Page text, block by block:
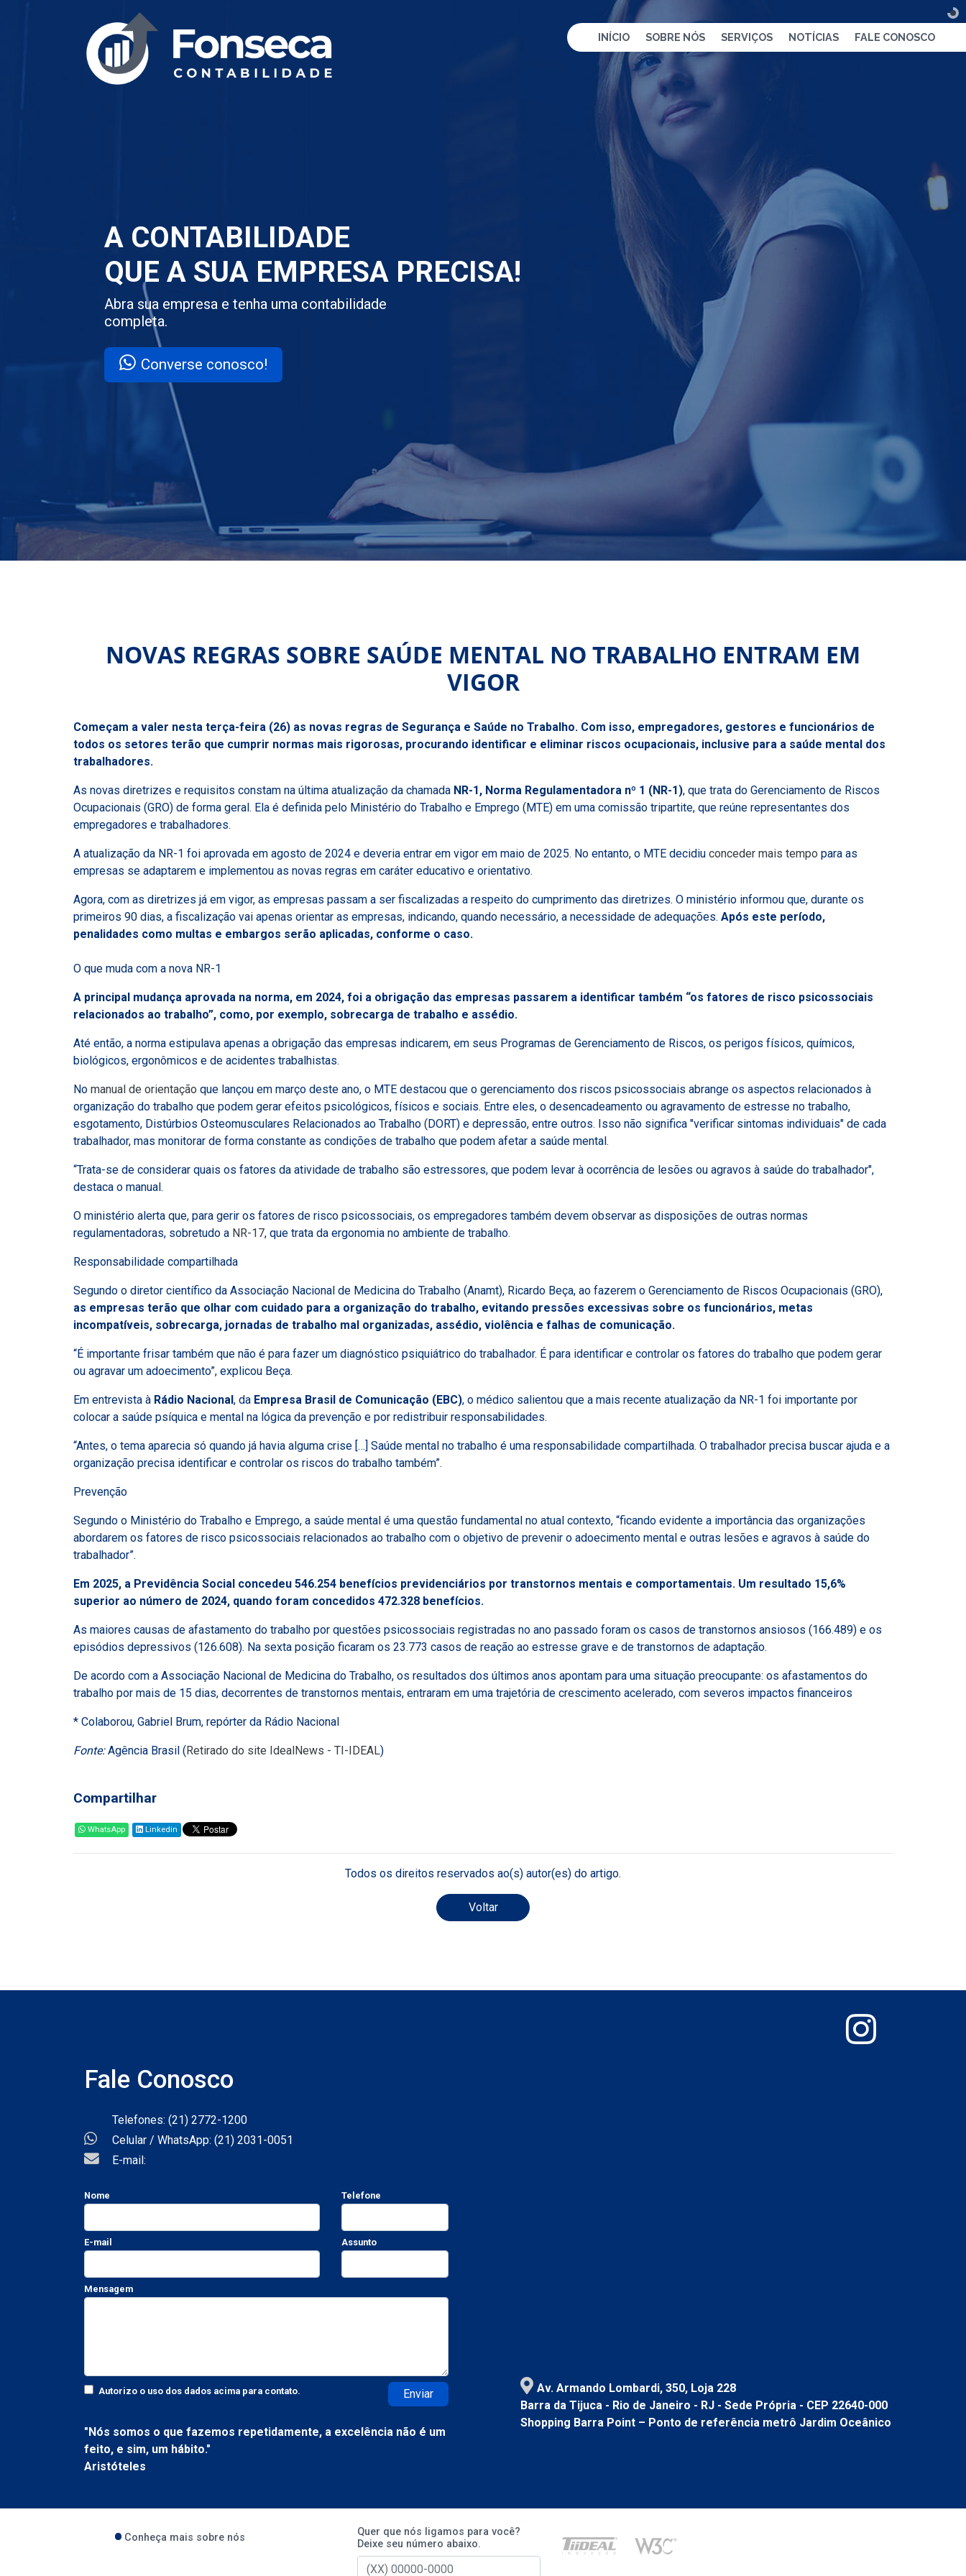
INÍCIO SOBRE NÓS SERVIÇOS NOTÍCIAS FALE CONOSCO
A CONTABILIDADE
QUE A SUA EMPRESA PRECISA!
Abra sua empresa e tenha uma contabilidade
completa.
Converse conosco!
NOVAS REGRAS SOBRE SAÚDE MENTAL NO TRABALHO ENTRAM EM
VIGOR
Começam a valer nesta terça-feira (26) as novas regras de Segurança e Saúde no Trabalho. Com isso, empregadores, gestores e funcionários de
todos os setores terão que cumprir normas mais rigorosas, procurando identificar e eliminar riscos ocupacionais, inclusive para a saúde mental dos
trabalhadores.
As novas diretrizes e requisitos constam na última atualização da chamada NR-1, Norma Regulamentadora nº 1 (NR-1), que trata do Gerenciamento de Riscos
Ocupacionais (GRO) de forma geral. Ela é definida pelo Ministério do Trabalho e Emprego (MTE) em uma comissão tripartite, que reúne representantes dos
empregadores e trabalhadores.
A atualização da NR-1 foi aprovada em agosto de 2024 e deveria entrar em vigor em maio de 2025. No entanto, o MTE decidiu conceder mais tempo para as
empresas se adaptarem e implementou as novas regras em caráter educativo e orientativo.
Agora, com as diretrizes já em vigor, as empresas passam a ser fiscalizadas a respeito do cumprimento das diretrizes. O ministério informou que, durante os
primeiros 90 dias, a fiscalização vai apenas orientar as empresas, indicando, quando necessário, a necessidade de adequações. Após este período,
penalidades como multas e embargos serão aplicadas, conforme o caso.
O que muda com a nova NR-1
A principal mudança aprovada na norma, em 2024, foi a obrigação das empresas passarem a identificar também “os fatores de risco psicossociais
relacionados ao trabalho”, como, por exemplo, sobrecarga de trabalho e assédio.
Até então, a norma estipulava apenas a obrigação das empresas indicarem, em seus Programas de Gerenciamento de Riscos, os perigos físicos, químicos,
biológicos, ergonômicos e de acidentes trabalhistas.
No manual de orientação que lançou em março deste ano, o MTE destacou que o gerenciamento dos riscos psicossociais abrange os aspectos relacionados à
organização do trabalho que podem gerar efeitos psicológicos, físicos e sociais. Entre eles, o desencadeamento ou agravamento de estresse no trabalho,
esgotamento, Distúrbios Osteomusculares Relacionados ao Trabalho (DORT) e depressão, entre outros. Isso não significa "verificar sintomas individuais" de cada
trabalhador, mas monitorar de forma constante as condições de trabalho que podem afetar a saúde mental.
“Trata-se de considerar quais os fatores da atividade de trabalho são estressores, que podem levar à ocorrência de lesões ou agravos à saúde do trabalhador",
destaca o manual.
O ministério alerta que, para gerir os fatores de risco psicossociais, os empregadores também devem observar as disposições de outras normas
regulamentadoras, sobretudo a NR-17, que trata da ergonomia no ambiente de trabalho.
Responsabilidade compartilhada
Segundo o diretor científico da Associação Nacional de Medicina do Trabalho (Anamt), Ricardo Beça, ao fazerem o Gerenciamento de Riscos Ocupacionais (GRO),
as empresas terão que olhar com cuidado para a organização do trabalho, evitando pressões excessivas sobre os funcionários, metas
incompatíveis, sobrecarga, jornadas de trabalho mal organizadas, assédio, violência e falhas de comunicação.
“É importante frisar também que não é para fazer um diagnóstico psiquiátrico do trabalhador. É para identificar e controlar os fatores do trabalho que podem gerar
ou agravar um adoecimento”, explicou Beça.
Em entrevista à Rádio Nacional, da Empresa Brasil de Comunicação (EBC), o médico salientou que a mais recente atualização da NR-1 foi importante por
colocar a saúde psíquica e mental na lógica da prevenção e por redistribuir responsabilidades.
“Antes, o tema aparecia só quando já havia alguma crise […] Saúde mental no trabalho é uma responsabilidade compartilhada. O trabalhador precisa buscar ajuda e a
organização precisa identificar e controlar os riscos do trabalho também”.
Prevenção
Segundo o Ministério do Trabalho e Emprego, a saúde mental é uma questão fundamental no atual contexto, “ficando evidente a importância das organizações
abordarem os fatores de risco psicossociais relacionados ao trabalho com o objetivo de prevenir o adoecimento mental e outras lesões e agravos à saúde do
trabalhador”.
Em 2025, a Previdência Social concedeu 546.254 benefícios previdenciários por transtornos mentais e comportamentais. Um resultado 15,6%
superior ao número de 2024, quando foram concedidos 472.328 benefícios.
As maiores causas de afastamento do trabalho por questões psicossociais registradas no ano passado foram os casos de transtornos ansiosos (166.489) e os
episódios depressivos (126.608). Na sexta posição ficaram os 23.773 casos de reação ao estresse grave e de transtornos de adaptação.
De acordo com a Associação Nacional de Medicina do Trabalho, os resultados dos últimos anos apontam para uma situação preocupante: os afastamentos do
trabalho por mais de 15 dias, decorrentes de transtornos mentais, entraram em uma trajetória de crescimento acelerado, com severos impactos financeiros
* Colaborou, Gabriel Brum, repórter da Rádio Nacional
Fonte:Agência Brasil (Retirado do site IdealNews - TI-IDEAL)
Compartilhar
WhatsApp Linkedin
Todos os direitos reservados ao(s) autor(es) do artigo.
Voltar
Fale Conosco
Telefones: (21) 2772-1200
Celular / WhatsApp: (21) 2031-0051
E-mail:
Nome Telefone
E-mail Assunto
Mensagem
Autorizo o uso dos dados acima para contato. Enviar
"Nós somos o que fazemos repetidamente, a excelência não é um
feito, e sim, um hábito."
Aristóteles
Av. Armando Lombardi, 350, Loja 228
Barra da Tijuca - Rio de Janeiro - RJ - Sede Própria - CEP 22640-000
Shopping Barra Point – Ponto de referência metrô Jardim Oceânico
Conheça mais sobre nós
Quer que nós ligamos para você?
Deixe seu número abaixo.